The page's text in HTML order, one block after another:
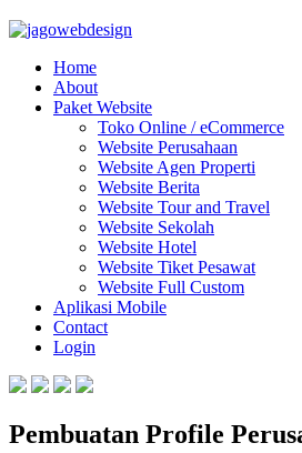
Home
About
Paket Website
Toko Online / eCommerce
Website Perusahaan
Website Agen Properti
Website Berita
Website Tour and Travel
Website Sekolah
Website Hotel
Website Tiket Pesawat
Website Full Custom
Aplikasi Mobile
Contact
Login
Pembuatan Profile